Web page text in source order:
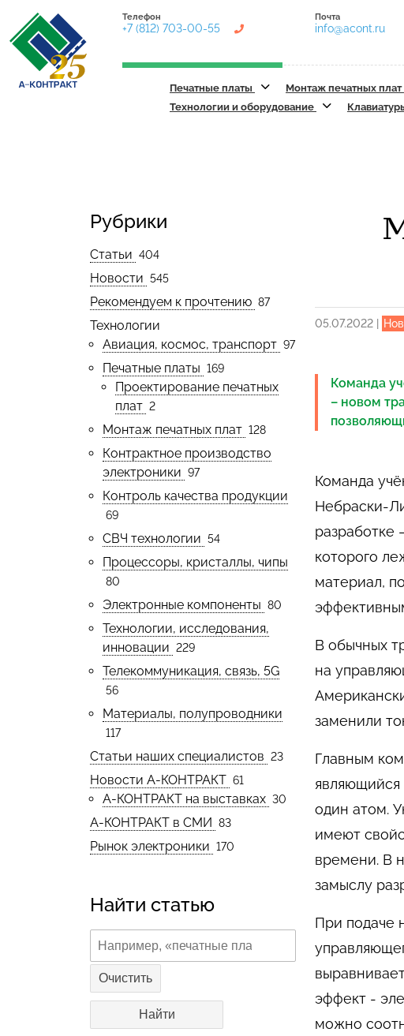
Телефон
+7 (812) 703-00-55
Почта
info@acont.ru
Печатные платы Монтаж печатных плат
Технологии и оборудование
05.07.2022
Команда
– новом
Команда
Небраски-
разработке
которого
материал,
В обычных
на
заменили
Главным
являющийся
один атом.
имеют
времени. В
замыслу
При подаче
эффект -
можно
Рубрики
Статьи 404
Новости 545
Рекомендуем к прочтению 87
Технологии
Авиация, космос, транспорт 97
Печатные платы 169
Проектирование печатных
плат 2
Монтаж печатных плат 128
Контрактное производство
электроники 97
Контроль качества продукции
69
СВЧ технологии 54
Процессоры, кристаллы, чипы
80
Электронные компоненты 80
Технологии, исследования,
инновации 229
Телекоммуникация, связь, 5G
56
Материалы, полупроводники
117
Статьи наших специалистов 23
Новости А-КОНТРАКТ 61
А-КОНТРАКТ на выставках 30
А-КОНТРАКТ в СМИ 83
Рынок электроники 170
Найти статью
Очистить